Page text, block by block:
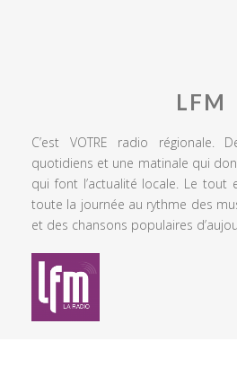
LFM
C’est VOTRE radio régionale.
quotidiens et une matinale qui
qui font l’actualité locale. Le tout
toute la journée au rythme des
et des chansons populaires